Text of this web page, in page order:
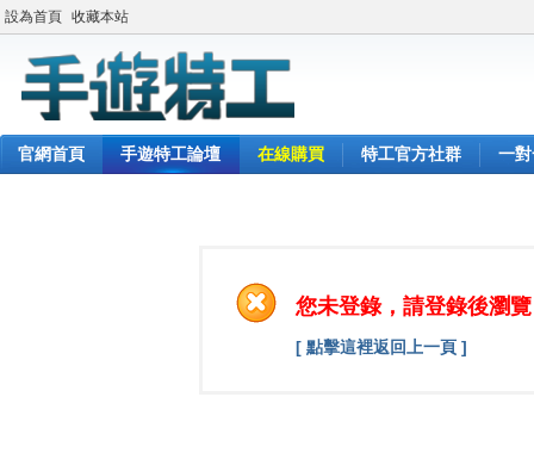
設為首頁 收藏本站
官網首頁 手遊特工論壇 在線購買 特工官方社群 一
您未登錄，請登錄後瀏
[ 點擊這裡返回上一頁 ]